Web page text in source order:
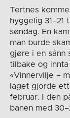
Tertnes
hyggelig 31–21
søndag. En
man burde
gjøre i en sånn
tilbake og
«Vinnervilje –
laget gjorde
februar. I den
banen med